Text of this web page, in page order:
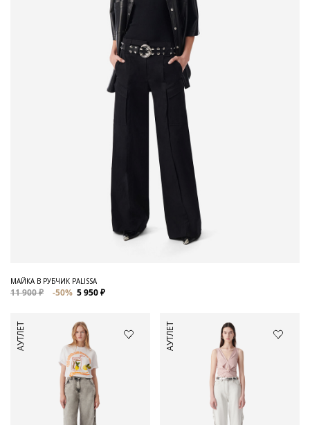
МАЙКА В РУБЧИК PALISSA
11 900 ₽ -50% 5 950 ₽
АУТЛЕТ АУТЛЕТ